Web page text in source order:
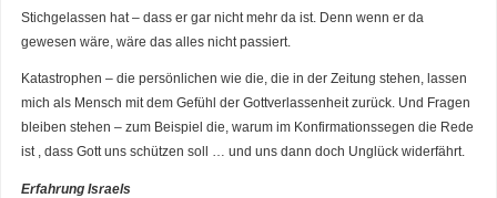
Stichgelassen hat – dass er gar nicht mehr da ist. Denn wenn er da
gewesen wäre, wäre das alles nicht passiert.
Katastrophen – die persönlichen wie die, die in der Zeitung stehen, lassen
mich als Mensch mit dem Gefühl der Gottverlassenheit zurück. Und Fragen
bleiben stehen – zum Beispiel die, warum im Konfirmationssegen die Rede
ist , dass Gott uns schützen soll … und uns dann doch Unglück widerfährt.
Erfahrung Israels